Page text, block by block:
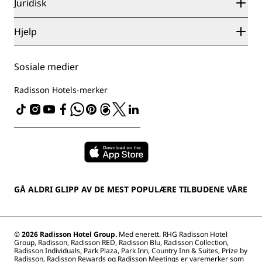
Radisson Hotels APP
Sportsgodkjente hoteller
Familievennlige hoteller
Helse og sikkerhet
Jobb i RHG
Jobb i PPHE
The Club by RHG
Ansvarlig virksomhet
Innkjøp
Juridisk
Personvernsenter
Avtale om nettstedsbruk
Erklæring om moderne slaveri
Redegjørelse om våre aktsomhetsvuderinger
Hjelp
Kontakt
Sidekart
Sosiale medier
Radisson Hotels-merker
GÅ ALDRI GLIPP AV DE MEST POPULÆRE TILBUDENE VÅRE
© 2026 Radisson Hotel Group. Med enerett. RHG Radisson Hotel
Group, Radisson, Radisson RED, Radisson Blu, Radisson Collection,
Radisson Individuals, Park Plaza, Park Inn, Country Inn & Suites, Prize by
Radisson, Radisson Rewards og Radisson Meetings er varemerker som